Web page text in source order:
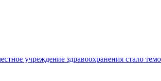
учреждение здравоохранения стало